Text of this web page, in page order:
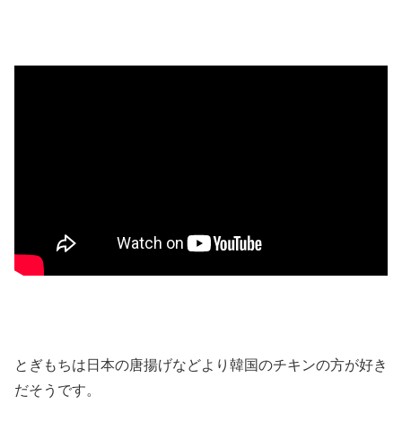
とぎもちは日本の唐揚げなどより韓国のチキンの方が好き
だそうです。